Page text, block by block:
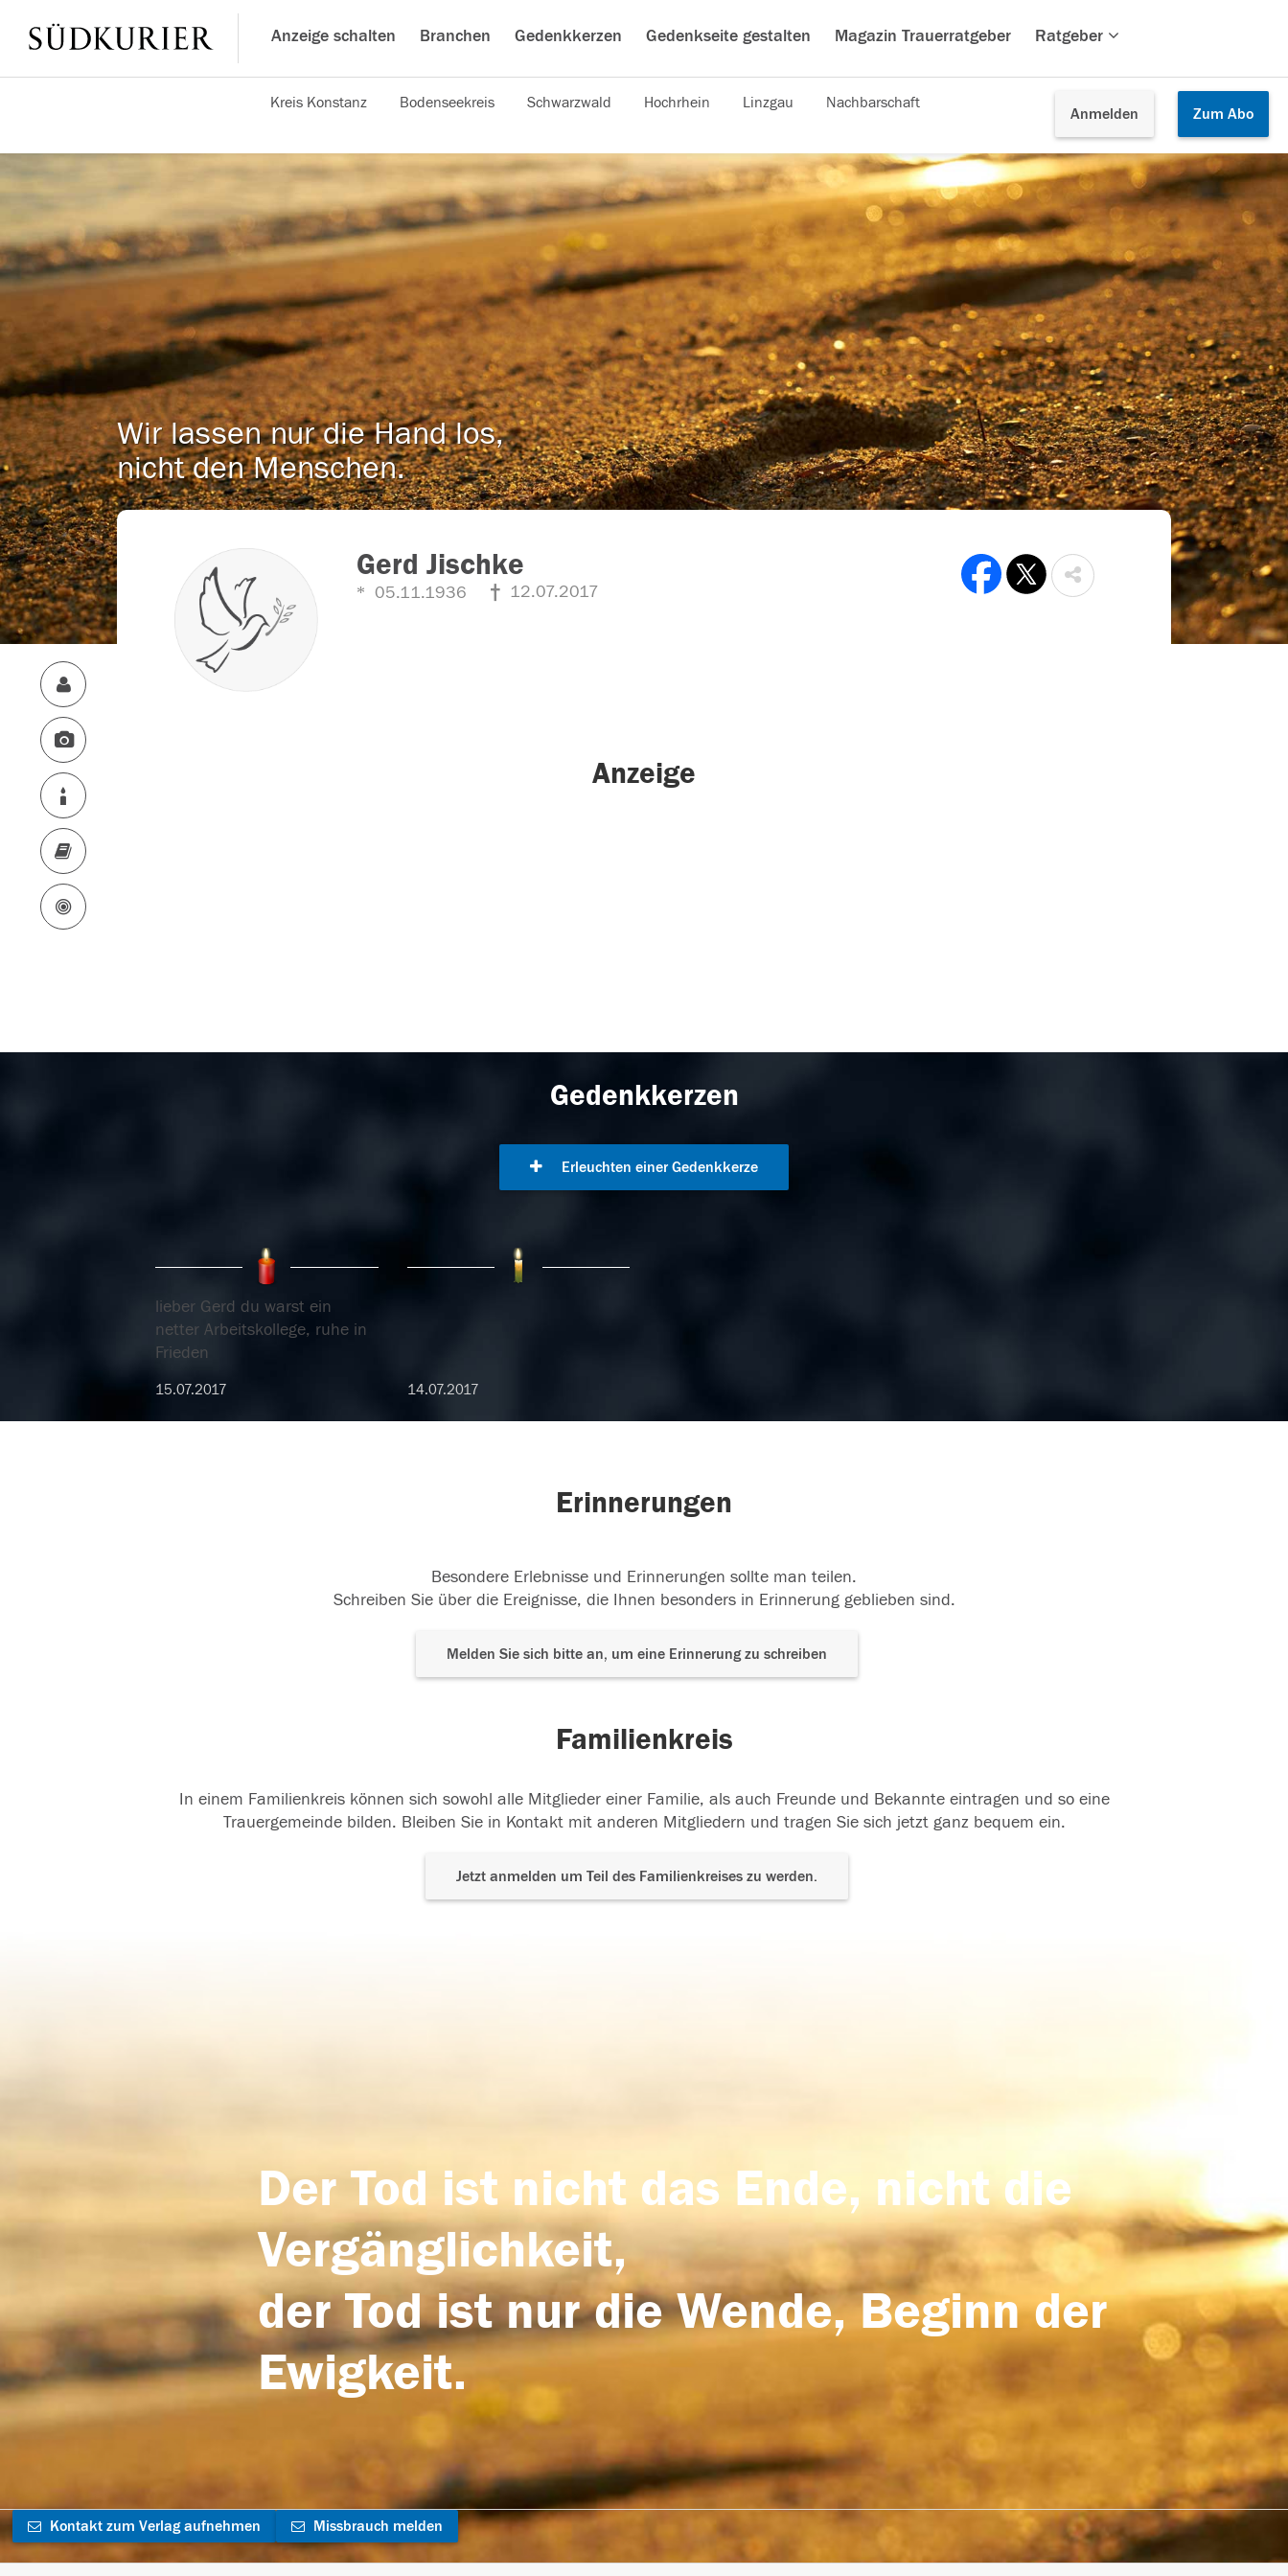
Anzeige schalten Branchen Gedenkkerzen Gedenkseite gestalten Magazin Trauerratgeber Ratgeber
Anmelden Zum Abo
Kreis Konstanz Bodenseekreis Schwarzwald Hochrhein Linzgau Nachbarschaft
Wir lassen nur die Hand los,
nicht den Menschen.
Gerd Jischke
05.11.1936 12.07.2017
Anzeige
Gedenkkerzen
Erleuchten einer Gedenkkerze
lieber Gerd du warst ein
netter Arbeitskollege, ruhe in
Frieden
15.07.2017 14.07.2017
Erinnerungen
Besondere Erlebnisse und Erinnerungen sollte man teilen.
Schreiben Sie über die Ereignisse, die Ihnen besonders in Erinnerung geblieben sind.
Melden Sie sich bitte an, um eine Erinnerung zu schreiben
Familienkreis
In einem Familienkreis können sich sowohl alle Mitglieder einer Familie, als auch Freunde und Bekannte eintragen und so eine
Trauergemeinde bilden. Bleiben Sie in Kontakt mit anderen Mitgliedern und tragen Sie sich jetzt ganz bequem ein.
Jetzt anmelden um Teil des Familienkreises zu werden.
Der Tod ist nicht das Ende, nicht die
Vergänglichkeit,
der Tod ist nur die Wende, Beginn der
Ewigkeit.
Kontakt zum Verlag aufnehmen Missbrauch melden